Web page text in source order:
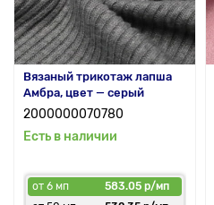
Вязаный трикотаж лапша
Амбра, цвет — серый
2000000070780
Есть в наличии
от 6 мп
583.05 р/мп